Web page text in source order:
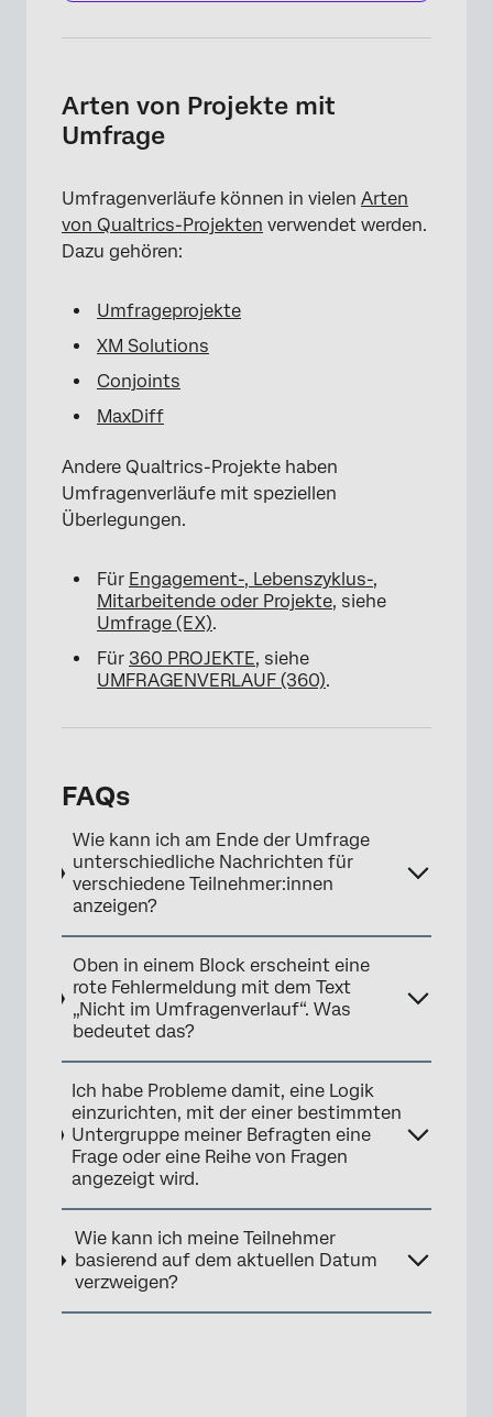
×
Arten von Projekte mit
Umfrage
Umfragenverläufe können in vielen Arten
von Qualtrics-Projekten verwendet werden.
Dazu gehören:
Umfrageprojekte
XM Solutions
Conjoints
MaxDiff
Andere Qualtrics-Projekte haben
Umfragenverläufe mit speziellen
Überlegungen.
Für Engagement-, Lebenszyklus-,
Mitarbeitende oder Projekte, siehe
Umfrage (EX).
Für 360 PROJEKTE, siehe
UMFRAGENVERLAUF (360).
FAQs
Wie kann ich am Ende der Umfrage
unterschiedliche Nachrichten für
verschiedene Teilnehmer:innen
anzeigen?
Oben in einem Block erscheint eine
rote Fehlermeldung mit dem Text
„Nicht im Umfragenverlauf“. Was
bedeutet das?
Ich habe Probleme damit, eine Logik
einzurichten, mit der einer bestimmten
Untergruppe meiner Befragten eine
Frage oder eine Reihe von Fragen
angezeigt wird.
Wie kann ich meine Teilnehmer
basierend auf dem aktuellen Datum
verzweigen?